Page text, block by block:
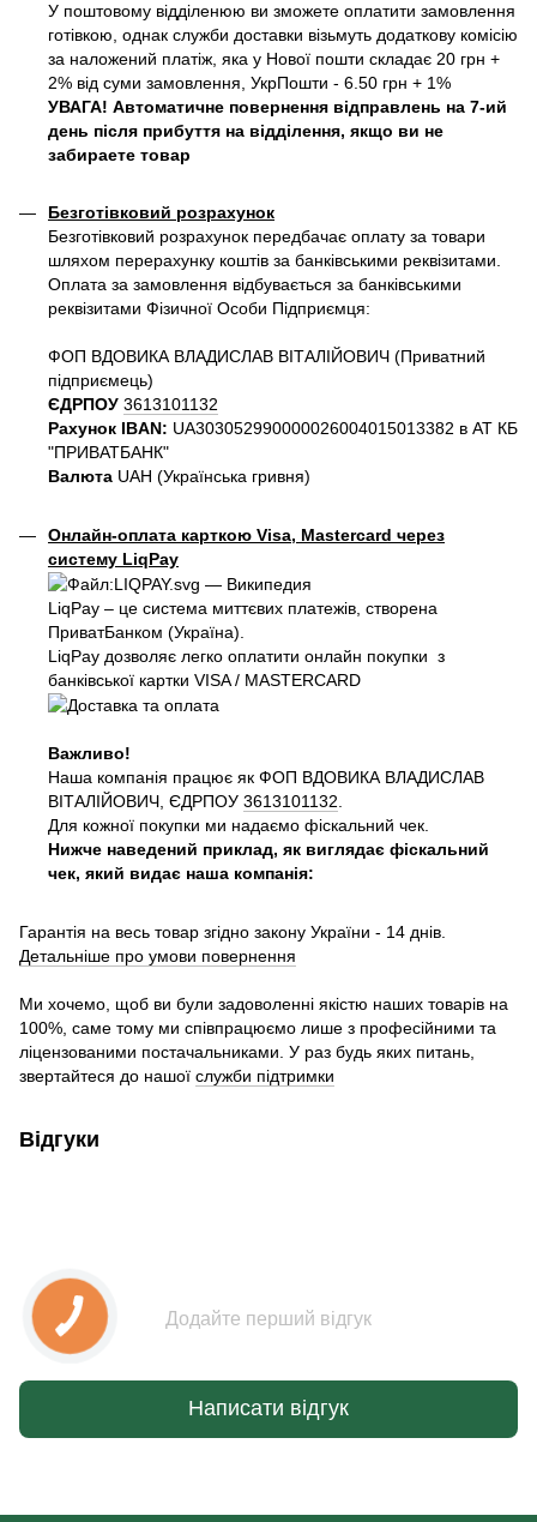
У поштовому відділенюю ви зможете оплатити замовлення
готівкою, однак служби доставки візьмуть додаткову комісію
за наложений платіж, яка у Нової пошти складає 20 грн +
2% від суми замовлення, УкрПошти - 6.50 грн + 1%
УВАГА! Автоматичне повернення відправлень на 7-ий
день після прибуття на відділення, якщо ви не
забираете товар
Безготівковий розрахунок
Безготівковий розрахунок передбачає оплату за товари
шляхом перерахунку коштів за банківськими реквізитами.
Оплата за замовлення відбувається за банківськими
реквізитами Фізичної Особи Підприємця:
ФОП ВДОВИКА ВЛАДИСЛАВ ВІТАЛІЙОВИЧ (Приватний
пiдприємець)
ЄДРПОУ 3613101132
Рахунок IBAN: UA303052990000026004015013382 в АТ КБ
"ПРИВАТБАНК"
Валюта UAH (Українська гривня)
Онлайн-оплата карткою Visa, Mastercard через
систему LiqPay
LiqPay – це система миттєвих платежів, створена
ПриватБанком (Україна).
LiqPay дозволяє легко оплатити онлайн покупки з
банківської картки VISA / MASTERCARD
Важливо!
Наша компанія працює як ФОП ВДОВИКА ВЛАДИСЛАВ
ВІТАЛІЙОВИЧ, ЄДРПОУ 3613101132.
Для кожної покупки ми надаємо фіскальний чек.
Нижче наведений приклад, як виглядає фіскальний
чек, який видає наша компанія:
Гарантія на весь товар згідно закону України - 14 днів.
Детальніше про умови повернення
Ми хочемо, щоб ви були задоволенні якістю наших товарів на
100%, саме тому ми співпрацюємо лише з професійними та
ліцензованими постачальниками. У раз будь яких питань,
звертайтеся до нашої служби підтримки
Відгуки
Додайте перший відгук
Написати відгук